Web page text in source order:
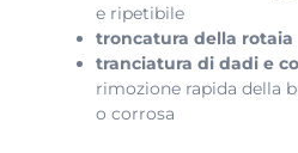
e ripetibile
troncatura della rotaia
tranciatura di dadi e
rimozione rapida della
o corrosa